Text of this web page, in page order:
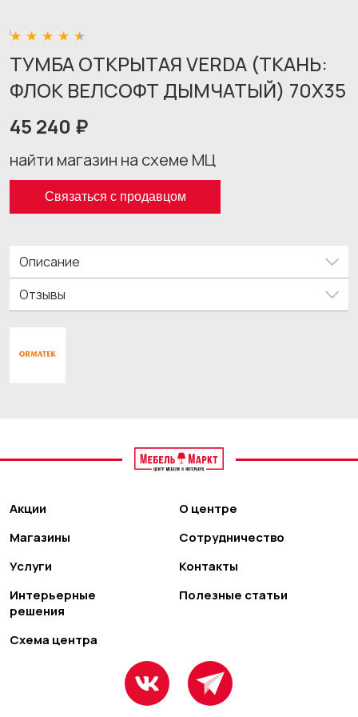
ТУМБА ОТКРЫТАЯ VERDA (ТКАНЬ:
ФЛОК ВЕЛСОФТ ДЫМЧАТЫЙ) 70X35
45 240 ₽
найти магазин на схеме МЦ
Связаться с продавцом
Описание
Отзывы
Акции
Магазины
Услуги
Интерьерные
решения
Схема центра
О центре
Сотрудничество
Контакты
Полезные статьи